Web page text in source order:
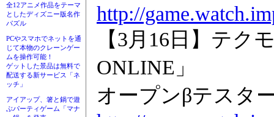
全12アニメ作品をテーマ
としたディズニー版名作
パズル
PCやスマホでネットを通
じて本物のクレーンゲー
ムを操作可能！
ゲットした景品は無料で
配送する新サービス「ネ
ッチ」
アイアップ、箸と鍋で遊
ぶパーティゲーム「マナ
http://
【3月16日】テク
ONLINE」
オープンβテスタ